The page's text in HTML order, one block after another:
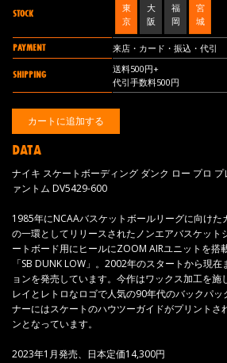
STOCK
東
京
大
阪
福
岡
宮
城
PAYMENT 来店・カード・振込・代引
SHIPPING
送料500円+
代引手数料500円
DATA
ナイキ スケートボーディング ダンク ロー プロ
ァントム DV5429-600
1985年にNCAAバスケットボールリーグに向けた
の一環としてリリースされたノンエアバスケット
ートボード用にヒールにZOOM AIRユニットを搭
「SB DUNK LOW」。2002年のスタートから現
ョンを発売しています。今作はワックス加工を施
レイとレトロなロゴで人気の90年代のバックパッ
ナーにはスケートのハウツーガイドがプリントさ
ンとなっています。
2023年1月発売、日本定価14,300円